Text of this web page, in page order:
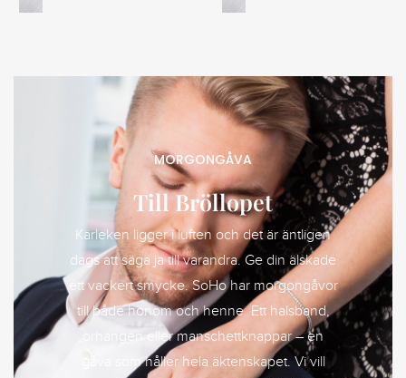
MORGONGÅVA
Till Bröllopet
Kärleken ligger i luften och det är äntligen
dags att säga ja till varandra. Ge din älskade
ett vackert smycke. SoHo har morgongåvor
till både honom och henne. Ett halsband,
örhängen eller manschettknappar – en
gåva som håller hela äktenskapet. Vi vill